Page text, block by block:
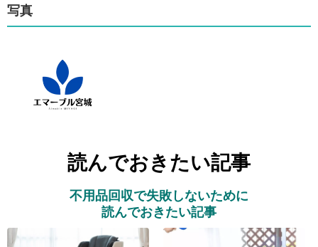
写真
読んでおきたい記事
不用品回収で失敗しないために
読んでおきたい記事